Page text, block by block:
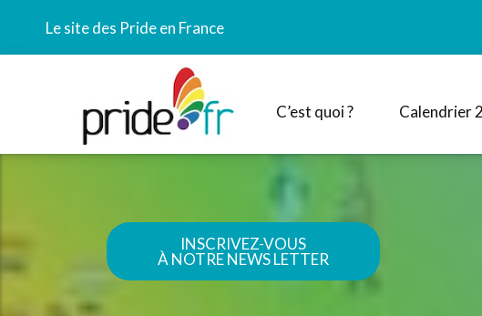
Le site des Pride en France
C’est quoi ? Calendrier
INSCRIVEZ-VOUS
À NOTRE NEWS LETTER